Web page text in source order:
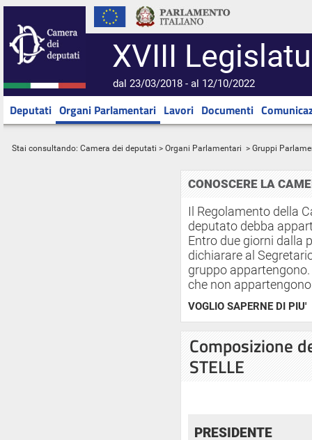
XVIII
dal 23/03/2018 - al 12/10/2022
Deputati Organi Parlamentari Lavori Documenti
Stai consultando: Camera dei deputati > Organi Parlamentari > Gruppi
CONOSCERE LA
Il Regolamento della
deputato debba
Entro due giorni dalla
dichiarare al
gruppo
che non
VOGLIO SAPERNE DI PIU'
Composizione
STELLE
PRESIDENTE